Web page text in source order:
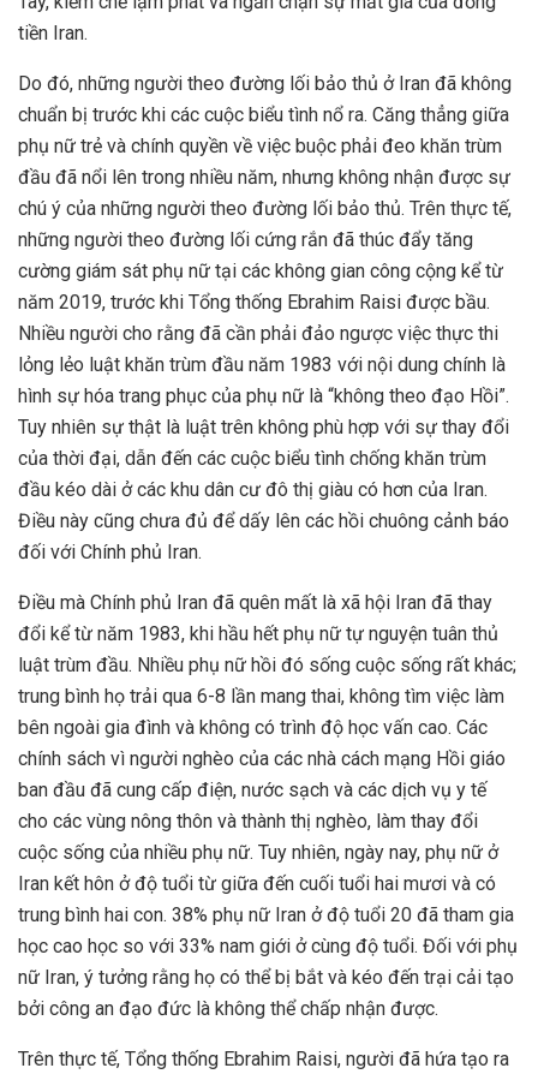
tiền Iran.
Do đó, những người theo đường lối bảo thủ ở Iran đã không
chuẩn bị trước khi các cuộc biểu tình nổ ra. Căng thẳng giữa
phụ nữ trẻ và chính quyền về việc buộc phải đeo khăn trùm
đầu đã nổi lên trong nhiều năm, nhưng không nhận được sự
chú ý của những người theo đường lối bảo thủ. Trên thực tế,
những người theo đường lối cứng rắn đã thúc đẩy tăng
cường giám sát phụ nữ tại các không gian công cộng kể từ
năm 2019, trước khi Tổng thống Ebrahim Raisi được bầu.
Nhiều người cho rằng đã cần phải đảo ngược việc thực thi
lỏng lẻo luật khăn trùm đầu năm 1983 với nội dung chính là
hình sự hóa trang phục của phụ nữ là “không theo đạo Hồi”.
Tuy nhiên sự thật là luật trên không phù hợp với sự thay đổi
của thời đại, dẫn đến các cuộc biểu tình chống khăn trùm
đầu kéo dài ở các khu dân cư đô thị giàu có hơn của Iran.
Điều này cũng chưa đủ để dấy lên các hồi chuông cảnh báo
đối với Chính phủ Iran.
Điều mà Chính phủ Iran đã quên mất là xã hội Iran đã thay
đổi kể từ năm 1983, khi hầu hết phụ nữ tự nguyện tuân thủ
luật trùm đầu. Nhiều phụ nữ hồi đó sống cuộc sống rất khác;
trung bình họ trải qua 6-8 lần mang thai, không tìm việc làm
bên ngoài gia đình và không có trình độ học vấn cao. Các
chính sách vì người nghèo của các nhà cách mạng Hồi giáo
ban đầu đã cung cấp điện, nước sạch và các dịch vụ y tế
cho các vùng nông thôn và thành thị nghèo, làm thay đổi
cuộc sống của nhiều phụ nữ. Tuy nhiên, ngày nay, phụ nữ ở
Iran kết hôn ở độ tuổi từ giữa đến cuối tuổi hai mươi và có
trung bình hai con. 38% phụ nữ Iran ở độ tuổi 20 đã tham gia
học cao học so với 33% nam giới ở cùng độ tuổi. Đối với phụ
nữ Iran, ý tưởng rằng họ có thể bị bắt và kéo đến trại cải tạo
bởi công an đạo đức là không thể chấp nhận được.
Trên thực tế, Tổng thống Ebrahim Raisi, người đã hứa tạo ra